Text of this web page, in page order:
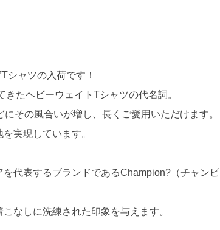
シャツの入荷です！
たヘビーウェイトTシャツの代名詞。
その風合いが増し、長くご愛用いただけます。
実現しています。
代表するブランドであるChampion?（チャン
なしに洗練された印象を与えます。